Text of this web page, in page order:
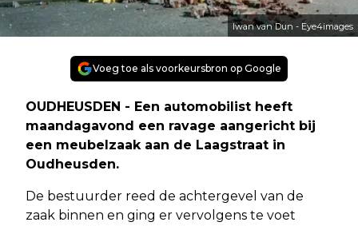
Iwan van Dun - Eye4images
Voeg toe als voorkeursbron op Google
OUDHEUSDEN - Een automobilist heeft
maandagavond een ravage aangericht bij
een meubelzaak aan de Laagstraat in
Oudheusden.
De bestuurder reed de achtergevel van de
zaak binnen en ging er vervolgens te voet